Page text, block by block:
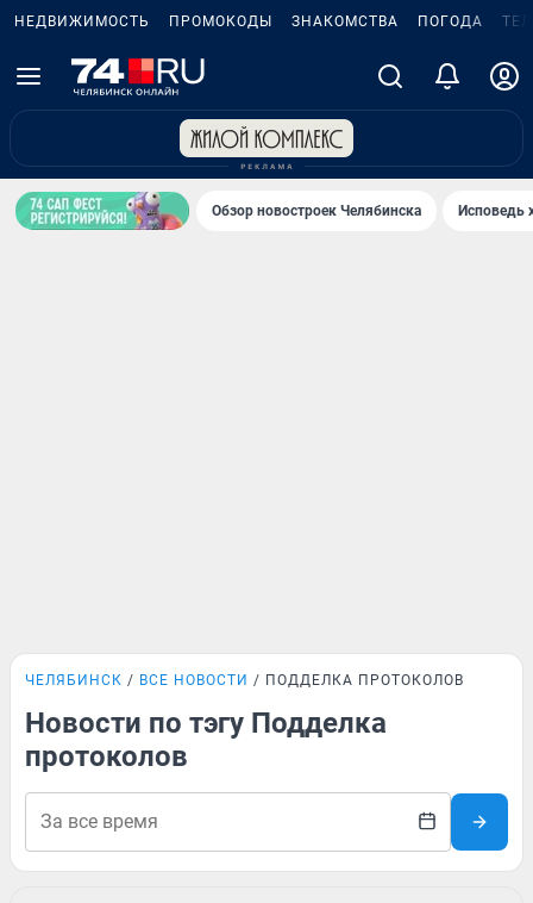
НЕДВИЖИМОСТЬ ПРОМОКОДЫ ЗНАКОМСТВА ПОГОДА
Обзор новостроек Челябинска Исповедь
ЧЕЛЯБИНСК ВСЕ НОВОСТИ ПОДДЕЛКА ПРОТОКОЛОВ
Новости по тэгу Подделка
протоколов